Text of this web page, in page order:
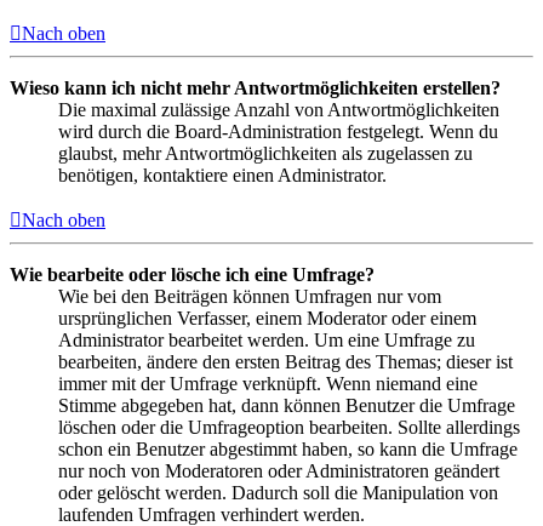
Nach oben
Wieso kann ich nicht mehr Antwortmöglichkeiten erstellen?
Die maximal zulässige Anzahl von Antwortmöglichkeiten
wird durch die Board-Administration festgelegt. Wenn du
glaubst, mehr Antwortmöglichkeiten als zugelassen zu
benötigen, kontaktiere einen Administrator.
Nach oben
Wie bearbeite oder lösche ich eine Umfrage?
Wie bei den Beiträgen können Umfragen nur vom
ursprünglichen Verfasser, einem Moderator oder einem
Administrator bearbeitet werden. Um eine Umfrage zu
bearbeiten, ändere den ersten Beitrag des Themas; dieser ist
immer mit der Umfrage verknüpft. Wenn niemand eine
Stimme abgegeben hat, dann können Benutzer die Umfrage
löschen oder die Umfrageoption bearbeiten. Sollte allerdings
schon ein Benutzer abgestimmt haben, so kann die Umfrage
nur noch von Moderatoren oder Administratoren geändert
oder gelöscht werden. Dadurch soll die Manipulation von
laufenden Umfragen verhindert werden.